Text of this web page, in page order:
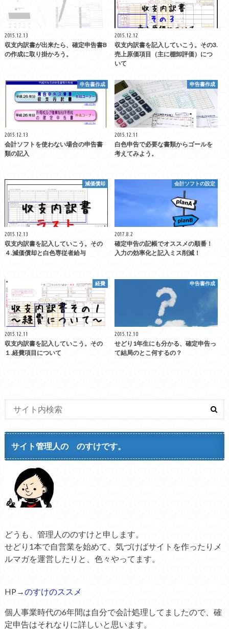
2015.12.13
収支内訳書が出来たら、確定申告書B
の作成に取り掛かろう。
2015.12.12
収支内訳書を記入していこう。その3.
売上原価項目（主に棚卸評価）につ
いて
申告書作成
2015.12.13
会計ソフトを使わない場合の申告書
類の記入
申告書作成
2015.12.11
白色申告で必要な書類からゴールを
考えてみよう。
減価償却
2015.12.13
収支内訳書を記入していこう。その
４.減価償却と白色専従者給与
会計ソフトの設定
2017.8.2
確定申告の記帳でオススメの順番！
入力の効率化と記入ミス削減！
経費
2015.12.11
収支内訳書を記入していこう。その
１.経費項目について
申告書作成
2015.12.10
せどり1年生にも分かる、確定申告っ
て結局のとこ何するの？
サイト管理人の のすけです。
どうも、管理人ののすけと申します。
せどり1本で自営業を始めて、気づけばサイトを作ったりメ
ルマガを運営したりと、色々やってます。
HP→のすけのススメ
個人事業時代の6年間は自分で会計処理してましたので、確
定申告はそれなりに詳しいと思います。